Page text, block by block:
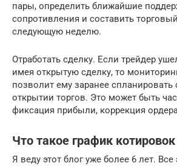
пары, определить ближайшие
сопротивления и составить
следующую неделю.
Отработать сделку. Если трейдер
имея открытую сделку, то
позволит ему заранее спланировать
открытии торгов. Это может быть
фиксация прибыли, коррекция
Что такое график котировок
Я веду этот блог уже более 6 лет. Все